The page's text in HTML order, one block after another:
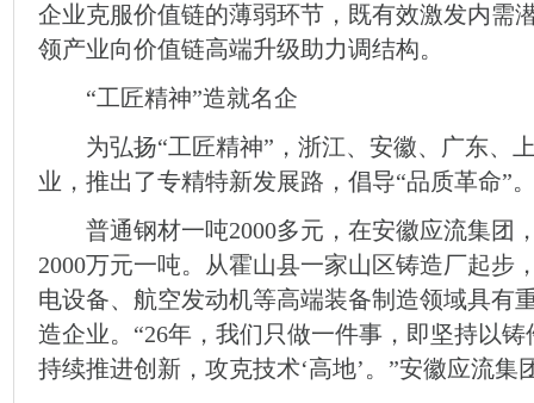
企业克服价值链的薄弱环节，既有效激发内需
领产业向价值链高端升级助力调结构。
“工匠精神”造就名企
为弘扬“工匠精神”，浙江、安徽、广东、
业，推出了专精特新发展路，倡导“品质革命”
普通钢材一吨2000多元，在安徽应流集团
2000万元一吨。从霍山县一家山区铸造厂起步
电设备、航空发动机等高端装备制造领域具有
造企业。“26年，我们只做一件事，即坚持以
持续推进创新，攻克技术‘高地’。”安徽应流集